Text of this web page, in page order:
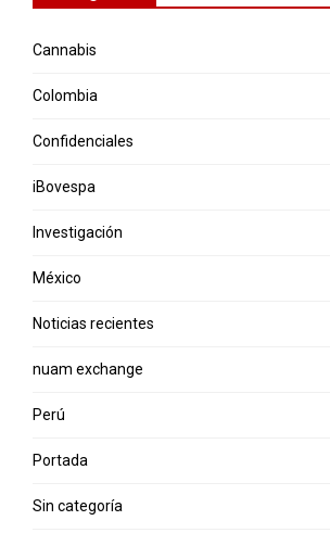
Cannabis
Colombia
Confidenciales
iBovespa
Investigación
México
Noticias recientes
nuam exchange
Perú
Portada
Sin categoría